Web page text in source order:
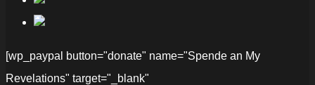
[wp_paypal button="donate" name="Spende an My
Revelations" target="_blank"